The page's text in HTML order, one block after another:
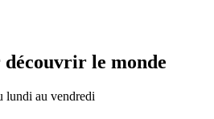
découvrir le monde
lundi au vendredi